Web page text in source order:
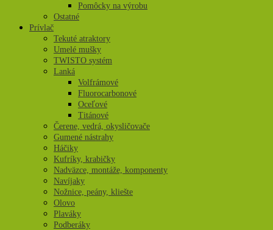
Pomôcky na výrobu
Ostatné
Prívlač
Tekuté atraktory
Umelé mušky
TWISTO systém
Lanká
Volfrámové
Fluorocarbonové
Oceľové
Titánové
Čerene, vedrá, okysličovače
Gumené nástrahy
Háčiky
Kufríky, krabičky
Nadväzce, montáže, komponenty
Navíjaky
Nožnice, peány, kliešte
Olovo
Plaváky
Podberáky